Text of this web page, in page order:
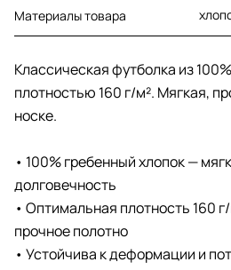
Материалы товара
Классическая футболка из
плотностью 160 г/м². Мягкая,
носке.
• 100% гребенный хлопок —
долговечность
• Оптимальная плотность 160
прочное полотно
• Устойчива к деформации и